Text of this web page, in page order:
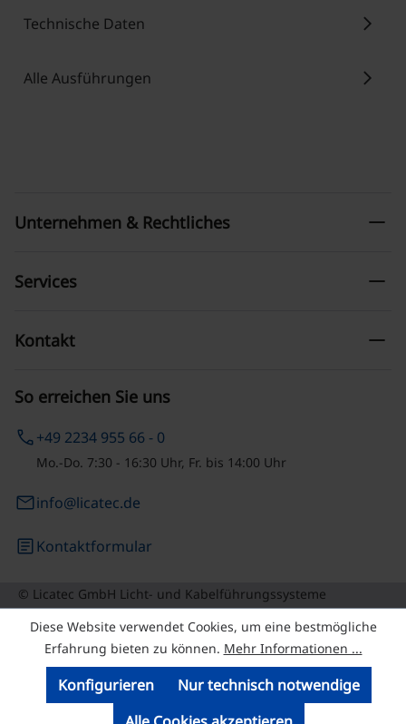
Technische Daten chevron_right
Alle Ausführungen chevron_right
So erreichen Sie uns
phone+49 2234 955 66 - 0
Mo.-Do. 7:30 - 16:30 Uhr, Fr. bis 14:00 Uhr
emailinfo@licatec.de
articleKontaktformular
Unternehmen & Rechtliches remove
Services remove
Kontakt remove
© Licatec GmbH Licht- und Kabelführungssysteme
Diese Website verwendet Cookies, um eine bestmögliche
Erfahrung bieten zu können. Mehr Informationen ...
Nur technisch notwendige
Konfigurieren